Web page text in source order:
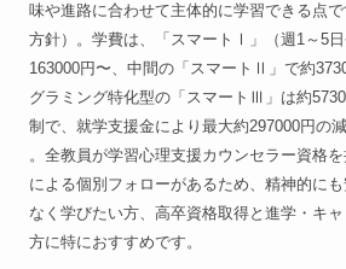
味や進路に合わせて主体的に学習できる点
方針）。学費は、「スマートⅠ」（週1～5
163000円〜、中間の「スマートⅡ」で約
グラミング特化型の「スマートⅢ」は約
制で、就学支援金により最大約297000円の
。全教員が学習心理支援カウンセラー資格
による個別フォローがあるため、精神的に
なく学びたい方、高卒資格取得と進学・キ
方に特におすすめです。